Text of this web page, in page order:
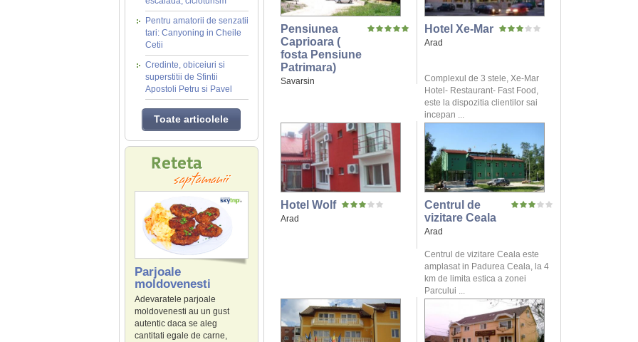
Pentru amatorii de senzatii
tari: Canyoning in Cheile
Cetii
Credinte, obiceiuri si
superstitii de Sfintii
Apostoli Petru si Pavel
Toate articolele
Parjoale
moldovenesti
Adevaratele parjoale
moldovenesti au un gust
autentic daca se aleg
cantitati egale de carne,
Pensiunea
Caprioara (
fosta Pensiune
Patrimara)
Savarsin
Hotel Xe-Mar
Arad
Complexul de 3 stele, Xe-Mar
Hotel- Restaurant- Fast Food,
este la dispozitia clientilor sai
incepan ...
Hotel Wolf
Arad
Centrul de
vizitare Ceala
Arad
Centrul de vizitare Ceala este
amplasat in Padurea Ceala, la 4
km de limita estica a zonei
Parcului ...